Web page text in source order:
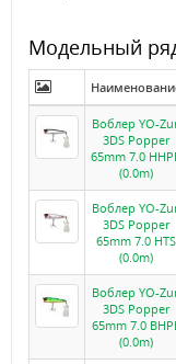
Модельный
Воблер YO-
3DS Popper
65mm 7.0
(0.0m)
Воблер YO-
3DS Popper
65mm 7.0 HTS
(0.0m)
Воблер YO-
3DS Popper
65mm 7.0
(0.0m)